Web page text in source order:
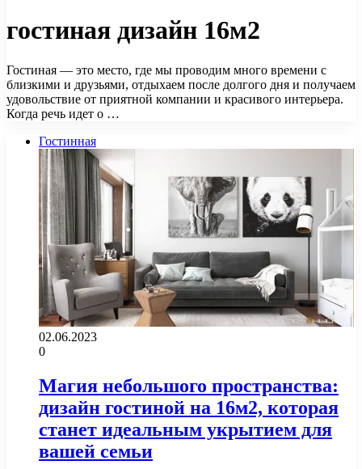
гостиная дизайн 16м2
Гостиная — это место, где мы проводим много времени с
близкими и друзьями, отдыхаем после долгого дня и получаем
удовольствие от приятной компании и красивого интерьера.
Когда речь идет о …
Гостинная
02.06.2023
0
Магия небольшого пространства:
дизайн гостиной на 16м2, которая
станет идеальным укрытием для
вашей семьи